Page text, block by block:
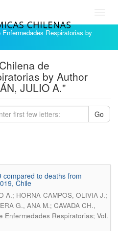
Respiratorias by
de
by Author
JULIO A."
Go
compared to deaths from
Chile
A.; HORNA-CAMPOS, OLIVIA J.;
G., ANA M.; CAVADA CH.,
Enfermedades Respiratorias; Vol.